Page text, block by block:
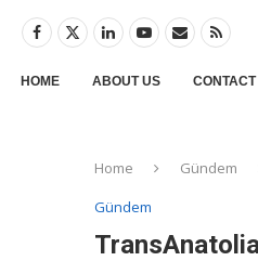
HOME ABOUT US
Home Gündem
Gündem